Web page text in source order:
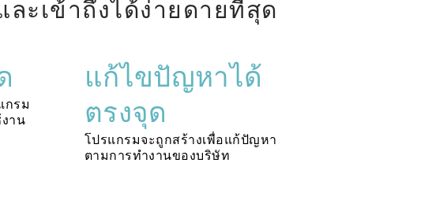
ละเข้าถึงได้ง่ายดายที่สุด
กรม
าน
แก้ไขปัญหาได้
ตรงจุด
โปรแกรมจะถูกสร้างเพื่อแก้ปัญหา
ตามการทำงานของบริษัท